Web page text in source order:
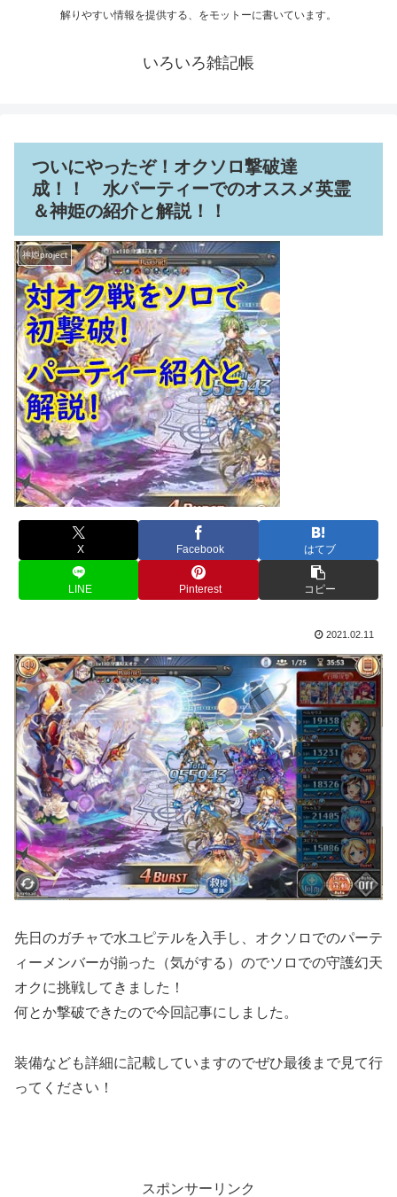
解りやすい情報を提供する、をモットーに書いています。
いろいろ雑記帳
ついにやったぞ！オクソロ撃破達
成！！ 水パーティーでのオススメ英霊
＆神姫の紹介と解説！！
神姫project
X Facebook はてブ
LINE Pinterest コピー
2021.02.11
先日のガチャで水ユピテルを入手し、オクソロでのパーテ
ィーメンバーが揃った（気がする）のでソロでの守護幻天
オクに挑戦してきました！
何とか撃破できたので今回記事にしました。
装備なども詳細に記載していますのでぜひ最後まで見て行
ってください！
スポンサーリンク